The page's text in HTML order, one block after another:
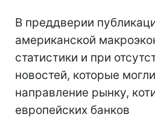
В преддверии
американской
статистики и при
новостей, которые
направление рынку,
европейских банков